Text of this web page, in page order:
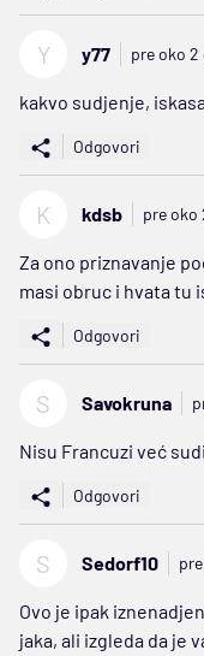
Y y77 pre oko
kakvo sudjenje,
Odgovori
K kdsb pre oko
Za ono priznavanje
masi obruc i hvata tu
Odgovori
S Savokruna
Nisu Francuzi već
Odgovori
S Sedorf10
Ovo je ipak
jaka, ali izgleda da je